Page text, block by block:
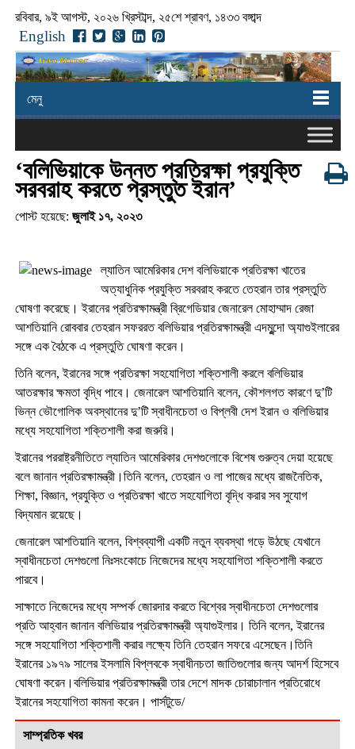
রবিবার, ৯ই আগস্ট, ২০২৬ খ্রিস্টাব্দ, ২৫শে শ্রাবণ, ১৪৩৩ বঙ্গাব্দ
English
মেনু
‘বলিভিয়াকে উন্নত প্রতিরক্ষা প্রযুক্তি
সরবরাহ করতে প্রস্তুত ইরান’
পোস্ট হয়েছে: জুলাই ১৭, ২০২৩
ল্যাতিন আমেরিকার দেশ বলিভিয়াকে প্রতিরক্ষা খাতের
অত্যাধুনিক প্রযুক্তি সরবরাহ করতে তেহরান তার প্রস্তুতি
ঘোষণা করেছে। ইরানের প্রতিরক্ষামন্ত্রী ব্রিগেডিয়ার জেনারেল মোহাম্মাদ রেজা
আশতিয়ানি রোববার তেহরান সফররত বলিভিয়ার প্রতিরক্ষামন্ত্রী এদমুন্দো অ্যাগুইলারের
সঙ্গে এক বৈঠকে এ প্রস্তুতি ঘোষণা করেন।
তিনি বলেন, ইরানের সঙ্গে প্রতিরক্ষা সহযোগিতা শক্তিশালী করলে বলিভিয়ার
আতরক্ষার ক্ষমতা বৃদ্ধি পাবে। জেনারেল আশতিয়ানি বলেন, কৌশলগত কারণে দু’টি
ভিন্ন ভৌগোলিক অবস্থানের দু’টি স্বাধীনচেতা ও বিপ্লবী দেশ ইরান ও বলিভিয়ার
মধ্যে সহযোগিতা শক্তিশালী করা জরুরি।
ইরানের পররাষ্ট্রনীতিতে ল্যাতিন আমেরিকার দেশগুলোকে বিশেষ গুরুত্ব দেয়া হয়েছে
বলে জানান প্রতিরক্ষামন্ত্রী।তিনি বলেন, তেহরান ও লা পাজের মধ্যে রাজনৈতিক,
শিক্ষা, বিজ্ঞান, প্রযুক্তি ও প্রতিরক্ষা খাতে সহযোগিতা বৃদ্ধি করার সব সুযোগ
বিদ্যমান রয়েছে।
জেনারেল আশতিয়ানি বলেন, বিশ্বব্যাপী একটি নতুন ব্যবস্থা গড়ে উঠছে যেখানে
স্বাধীনচেতা দেশগুলো নিঃসংকোচে নিজেদের মধ্যে সহযোগিতা শক্তিশালী করতে
পারবে।
সাক্ষাতে নিজেদের মধ্যে সম্পর্ক জোরদার করতে বিশ্বের স্বাধীনচেতা দেশগুলোর
প্রতি আহ্বান জানান বলিভিয়ার প্রতিরক্ষামন্ত্রী অ্যাগুইলার। তিনি বলেন, ইরানের
সঙ্গে সহযোগিতা শক্তিশালী করার লক্ষ্যে তিনি তেহরান সফরে এসেছেন।তিনি
ইরানের ১৯৭৯ সালের ইসলামি বিপ্লবকে স্বাধীনচতা জাতিগুলোর জন্য আদর্শ হিসেবে
ঘোষণা করেন।বলিভিয়ার প্রতিরক্ষামন্ত্রী তার দেশে মাদক চোরাচালান প্রতিরোধে
ইরানের সহযোগিতা কামনা করেন। পার্সটুডে/
সাম্প্রতিক খবর